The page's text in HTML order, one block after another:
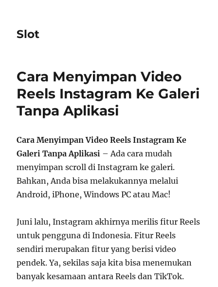
Slot
Cara Menyimpan Video
Reels Instagram Ke Galeri
Tanpa Aplikasi
Cara Menyimpan Video Reels Instagram Ke
Galeri Tanpa Aplikasi – Ada cara mudah
menyimpan scroll di Instagram ke galeri.
Bahkan, Anda bisa melakukannya melalui
Android, iPhone, Windows PC atau Mac!
Juni lalu, Instagram akhirnya merilis fitur Reels
untuk pengguna di Indonesia. Fitur Reels
sendiri merupakan fitur yang berisi video
pendek. Ya, sekilas saja kita bisa menemukan
banyak kesamaan antara Reels dan TikTok.